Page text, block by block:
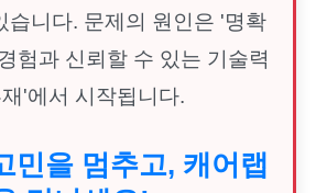
습니다. 문제의 원인은 '명확
험과 신뢰할 수 있는 기술력
'에서 시작됩니다.
민을 멈추고, 캐어랩